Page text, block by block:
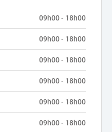
09h00 - 18h00
09h00 - 18h00
09h00 - 18h00
09h00 - 18h00
09h00 - 18h00
09h00 - 18h00